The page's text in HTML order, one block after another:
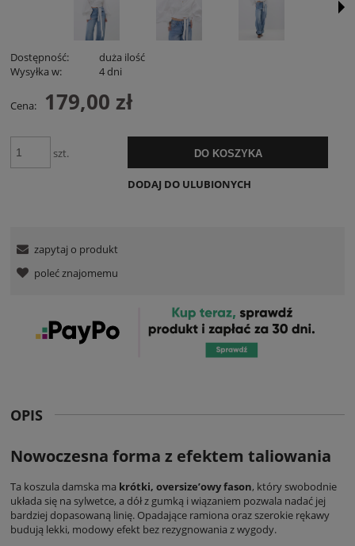
Dostępność:
duża ilość
Wysyłka w:
4 dni
Cena: 179,00 zł
szt. DO KOSZYKA
DODAJ DO ULUBIONYCH
zapytaj o produkt
poleć znajomemu
OPIS
Nowoczesna forma z efektem taliowania
Ta koszula damska ma krótki, oversize’owy fason, który swobodnie
układa się na sylwetce, a dół z gumką i wiązaniem pozwala nadać jej
bardziej dopasowaną linię. Opadające ramiona oraz szerokie rękawy
budują lekki, modowy efekt bez rezygnowania z wygody.